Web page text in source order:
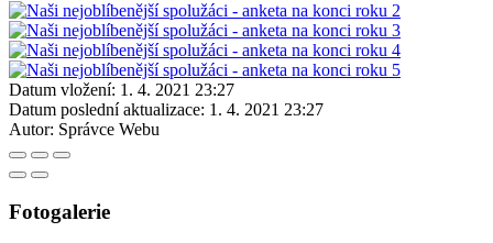
Datum vložení: 1. 4. 2021 23:27
Datum poslední aktualizace: 1. 4. 2021 23:27
Autor: Správce Webu
Fotogalerie